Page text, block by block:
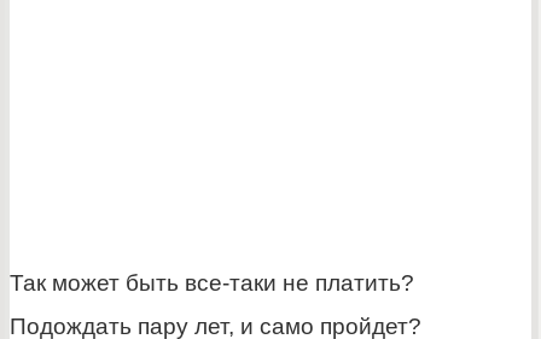
Так может быть все-таки не платить?
Подождать пару лет, и само пройдет?